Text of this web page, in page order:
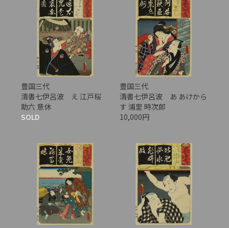
豊国三代
清書七伊呂波 え 江戸桜
助六 意休
SOLD
豊国三代
清書七伊呂波 あ あけから
す 浦里 時次郎
10,000円